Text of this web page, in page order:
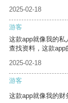
2025-02-18
游客
这款app就像我的
查找资料，这款app
2025-02-18
游客
这款app就像我的财